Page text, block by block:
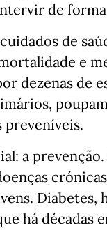
de forma
de
e
dezenas de
preveníveis.
a
há décadas